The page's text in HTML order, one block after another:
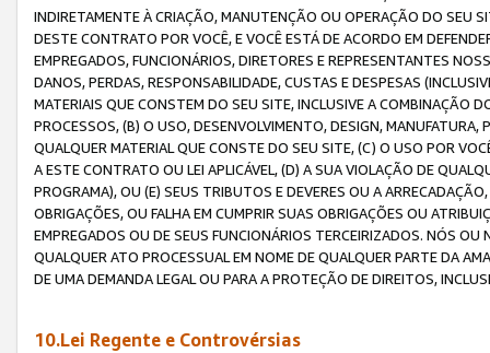
INDIRETAMENTE À CRIAÇÃO, MANUTENÇÃO OU OPERAÇÃO DO SEU
DESTE CONTRATO POR VOCÊ, E VOCÊ ESTÁ DE ACORDO EM
EMPREGADOS, FUNCIONÁRIOS, DIRETORES E REPRESENTANTES
DANOS, PERDAS, RESPONSABILIDADE, CUSTAS E DESPESAS
MATERIAIS QUE CONSTEM DO SEU SITE, INCLUSIVE A COMBINAÇÃO
PROCESSOS, (B) O USO, DESENVOLVIMENTO, DESIGN,
QUALQUER MATERIAL QUE CONSTE DO SEU SITE, (C) O USO POR
A ESTE CONTRATO OU LEI APLICÁVEL, (D) A SUA VIOLAÇÃO DE
PROGRAMA), OU (E) SEUS TRIBUTOS E DEVERES OU A
OBRIGAÇÕES, OU FALHA EM CUMPRIR SUAS OBRIGAÇÕES OU
EMPREGADOS OU DE SEUS FUNCIONÁRIOS TERCEIRIZADOS. NÓS
QUALQUER ATO PROCESSUAL EM NOME DE QUALQUER PARTE DA
DE UMA DEMANDA LEGAL OU PARA A PROTEÇÃO DE DIREITOS,
10.Lei Regente e Controvérsias